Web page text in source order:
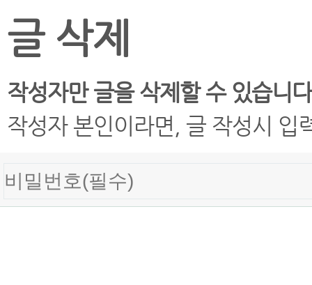
글 삭제
작성자만 글을 삭제할 수 있습니
작성자 본인이라면, 글 작성시 입